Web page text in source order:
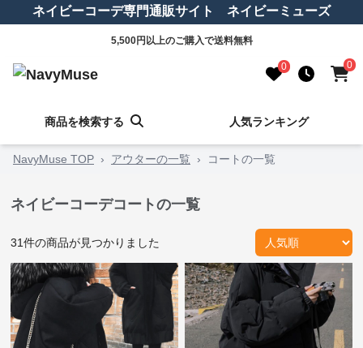
ネイビーコーデ専門通販サイト ネイビーミューズ
5,500円以上のご購入で送料無料
0 0
商品を検索する 人気ランキング
NavyMuse TOP › アウターの一覧 › コートの一覧
ネイビーコーデコートの一覧
31件の商品が見つかりました